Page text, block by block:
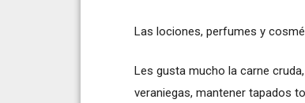
Las lociones, perfumes y
Les gusta mucho la carne
veraniegas, mantener tapados